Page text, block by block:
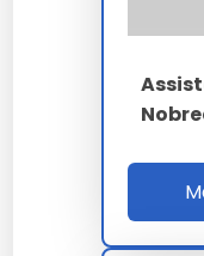
Ao nos
nobreak apc para
A durabilidade do
seu investimento